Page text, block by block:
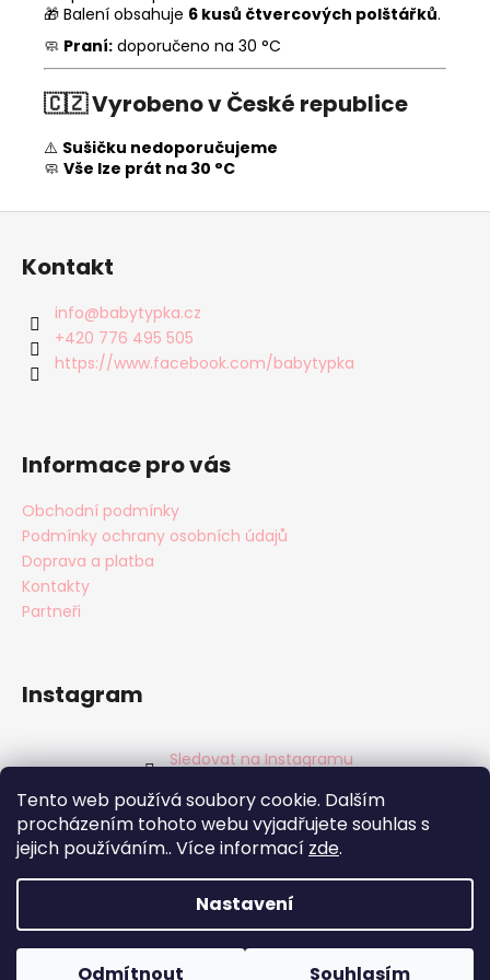
Tento web používá soubory cookie. Dalším
procházením tohoto webu vyjadřujete souhlas s
jejich používáním.. Více informací zde.
Nastavení
Odmítnout Souhlasím
🎁 Balení obsahuje 6 kusů čtvercových polštářků.
🧼 Praní: doporučeno na 30 °C
🇨🇿Vyrobeno v České republice
⚠️ Sušičku nedoporučujeme
🧼 Vše lze prát na 30 °C
Z
Kontakt
info@babytypka.cz
+420 776 495 505
https://www.facebook.com/babytypka
Informace pro vás
Obchodní podmínky
Podmínky ochrany osobních údajů
Doprava a platba
Kontakty
Partneři
Instagram
Sledovat na Instagramu
Facebook
Copyright 2026BabyTýpka s.r.o.. Všechna práva